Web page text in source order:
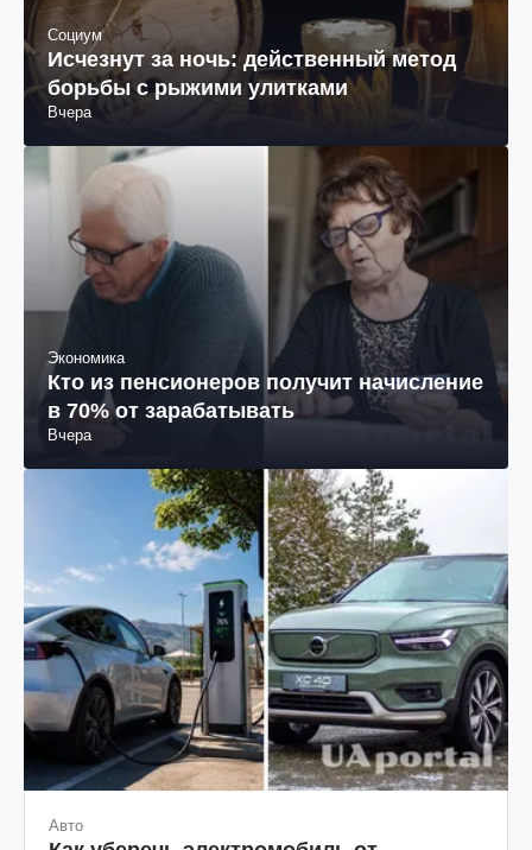
Социум
Исчезнут за ночь: действенный метод
борьбы с рыжими улитками
Вчера
Экономика
Кто из пенсионеров получит начисление
в 70% от зарабатывать
Вчера
Авто